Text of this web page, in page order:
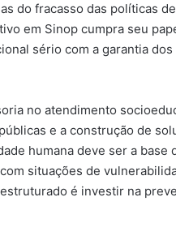
do fracasso das políticas
em Sinop cumpra seu
sério com a garantia
no atendimento
e a construção de
humana deve ser a
situações de
é investir na